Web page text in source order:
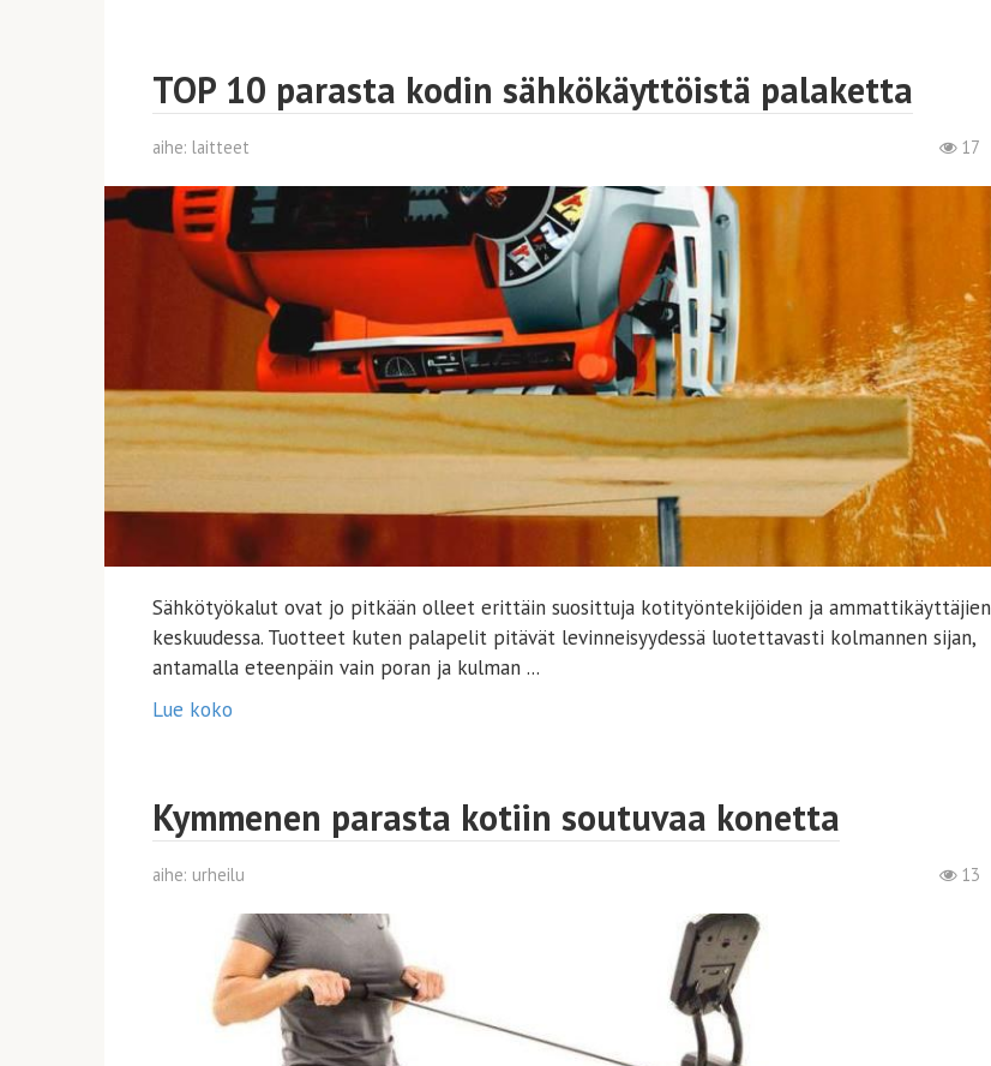
TOP 10 parasta kodin sähkökäyttöistä palaketta
aihe: laitteet 17
Sähkötyökalut ovat jo pitkään olleet erittäin suosittuja kotityöntekijöiden ja ammattikäyttäjien
keskuudessa. Tuotteet kuten palapelit pitävät levinneisyydessä luotettavasti kolmannen sijan,
antamalla eteenpäin vain poran ja kulman ...
Lue koko
Kymmenen parasta kotiin soutuvaa konetta
aihe: urheilu 13